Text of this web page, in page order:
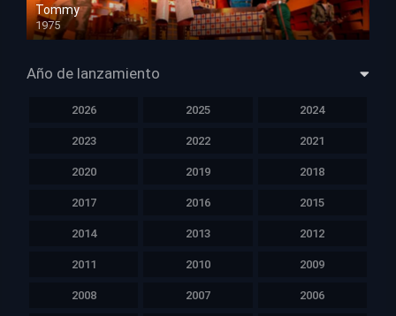
Tommy
1975
HD 1080p
Año de lanzamiento
2026 2025 2024
2023 2022 2021
2020 2019 2018
2017 2016 2015
2014 2013 2012
2011 2010 2009
2008 2007 2006